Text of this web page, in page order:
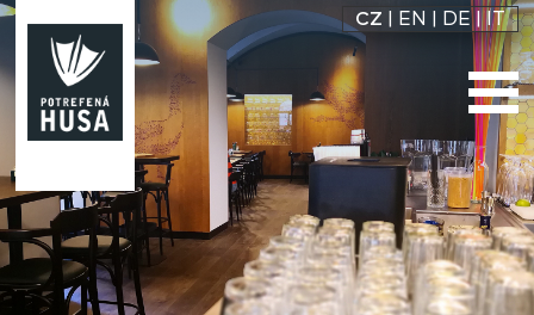
CZ EN DE|IT